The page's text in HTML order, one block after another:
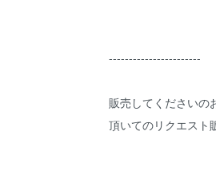
-----------------------
販売してくださいの
頂いてのリクエスト